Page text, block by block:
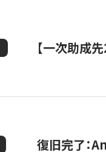
【一次助成
復旧完了：